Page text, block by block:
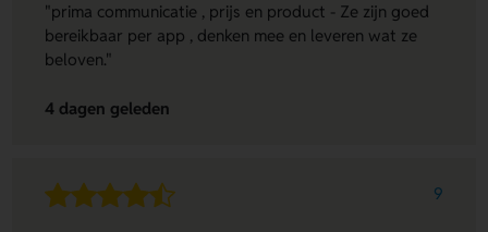
"prima communicatie , prijs en product - Ze zijn goed
bereikbaar per app , denken mee en leveren wat ze
beloven."
4 dagen geleden
9